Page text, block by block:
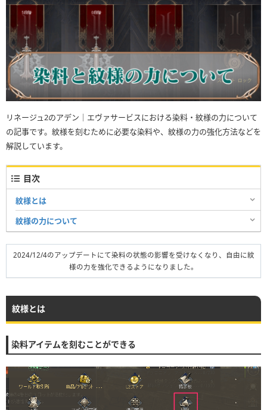
リネージュ2のアデン｜エヴァサービスにおける染料・紋様の力について
の記事です。紋様を刻むために必要な染料や、紋様の力の強化方法などを
解説しています。
目次
紋様とは
紋様の力について
2024/12/4のアップデートにて染料の状態の影響を受けなくなり、自由に紋
様の力を強化できるようになりました。
紋様とは
染料アイテムを刻むことができる